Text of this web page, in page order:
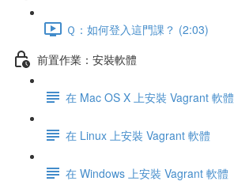
Ｑ：如何登入這門課？ (2:03)
前置作業：安裝軟體
在 Mac OS X 上安裝 Vagrant 軟體
在 Linux 上安裝 Vagrant 軟體
在 Windows 上安裝 Vagrant 軟體